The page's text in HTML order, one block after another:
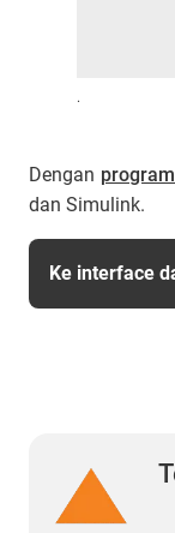
.
Dengan
dan Simulink.
Ke interface